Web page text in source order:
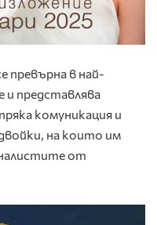
превърна в най-
представлява
комуникация и
на които им
от